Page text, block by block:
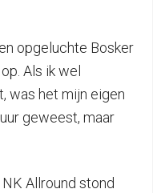
opgeluchte Bosker
Als ik wel
was het mijn eigen
geweest, maar
Allround stond